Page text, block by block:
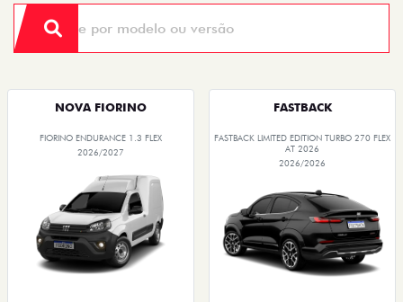
NOVA FIORINO
FIORINO ENDURANCE 1.3 FLEX
2026/2027
FASTBACK
FASTBACK LIMITED EDITION TURBO 270 FLEX
AT 2026
2026/2026